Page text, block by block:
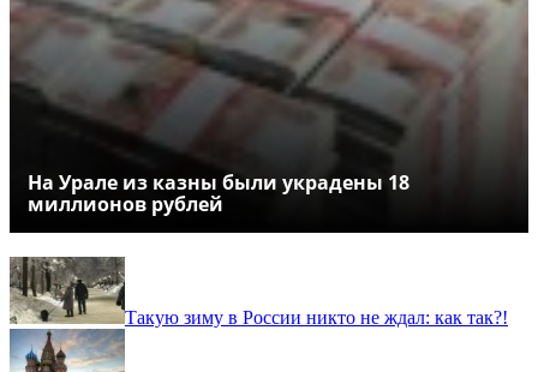
На Урале из казны были украдены 18
миллионов рублей
Такую зиму в России никто не ждал: как так?!